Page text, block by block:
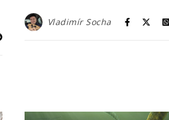
Vladimír Socha